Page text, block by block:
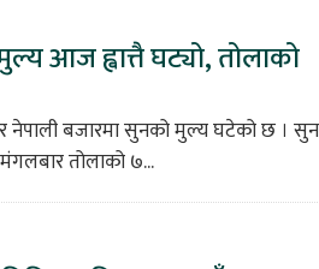
आज ह्वात्तै घट्यो, तोलाको
नेपाली बजारमा सुनको मुल्य घटेको छ । सुन
तोलाको ७...